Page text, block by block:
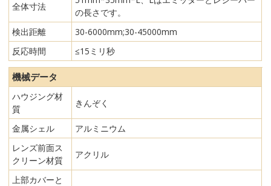
全体寸法
の長さです。
検出距離
30-6000mm;30-45000mm
反応時間
≤15ミリ秒
機械データ
ハウジング材
質
きんぞく
金属シェル
アルミニウム
レンズ前面ス
クリーン材質
アクリル
上部カバーと